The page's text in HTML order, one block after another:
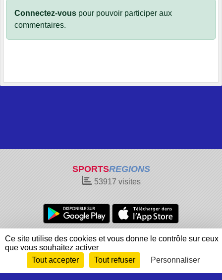
Connectez-vous pour pouvoir participer aux
commentaires.
SPORTSREGIONS
53917 visites
Charte cookies
Gestion des cookies
Informations légales
Signaler un contenu inapproprié
Envie de participer ?
Connexion
Ce site utilise des cookies et vous donne le contrôle sur ceux
que vous souhaitez activer
Tout accepter
Tout refuser Personnaliser